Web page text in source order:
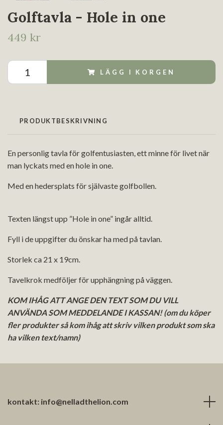
Golftavla - Hole in one
449 kr
LÄGG I KORGEN
PRODUKTBESKRIVNING
En personlig tavla för golfentusiasten, ett minne för livet när
man lyckats med en hole in one.
Med en hedersplats för självaste golfbollen.
Texten längst upp ”Hole in one” ingår alltid.
Fyll i de uppgifter du önskar ha med på tavlan.
Storlek ca 21 x 19cm.
Tavelkrok medföljer för upphängning på väggen.
KOM IHÅG ATT ANGE DEN TEXT SOM DU VILL
ANVÄNDA SOM MEDDELANDE I KASSAN! (om du köper
fler produkter så kom ihåg att skriv vilken produkt som ska
ha vilken text/namn)
kontakt: info@nelladthelion.com